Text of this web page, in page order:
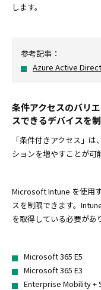
します。
参考記事：
Azure Active
条件アクセスのバリ
スできるデバイスを
「条件付きアクセス」
ションを増やすことが可
Microsoft Intune を使用
スを制限できます。
を取得している必要があ
Microsoft 365 E5
Microsoft 365 E3
Enterprise Mobility +